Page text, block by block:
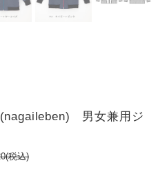
男女兼用ジ
(税込)